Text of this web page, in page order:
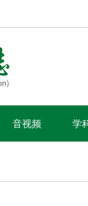
音视频 学